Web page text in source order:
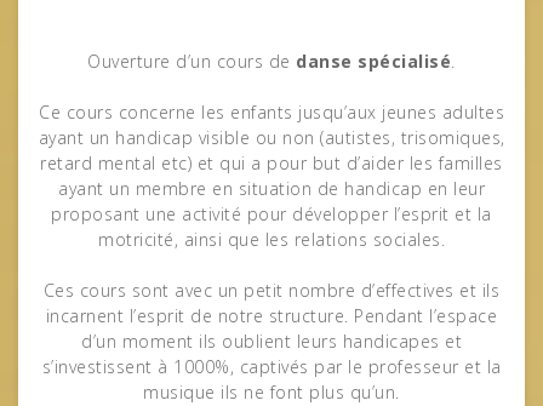
Ouverture d’un cours de danse spécialisé.
Ce cours concerne les enfants jusqu’aux jeunes adultes
ayant un handicap visible ou non (autistes, trisomiques,
retard mental etc) et qui a pour but d’aider les familles
ayant un membre en situation de handicap en leur
proposant une activité pour développer l’esprit et la
motricité, ainsi que les relations sociales.
Ces cours sont avec un petit nombre d’effectives et ils
incarnent l’esprit de notre structure. Pendant l’espace
d’un moment ils oublient leurs handicapes et
s’investissent à 1000%, captivés par le professeur et la
musique ils ne font plus qu’un.